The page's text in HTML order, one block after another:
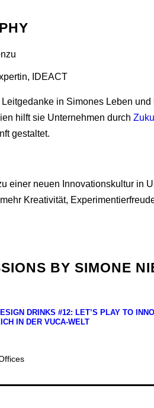
IDEACT
in Simones Leben
hilft sie Unternehmen durch
gestaltet.
einer neuen Innovationskultur in
Kreativität,
BY SIMONE
DRINKS #12: LET’S PLAY TO
IN DER VUCA-WELT